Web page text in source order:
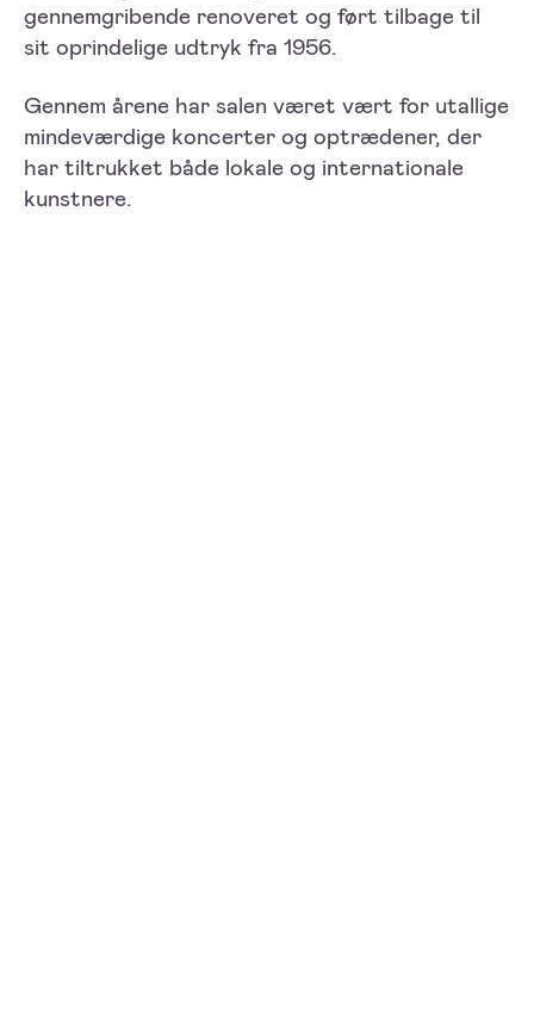
gennemgribende renoveret og ført tilbage til
sit oprindelige udtryk fra 1956.
Gennem årene har salen været vært for utallige
mindeværdige koncerter og optrædener, der
har tiltrukket både lokale og internationale
kunstnere.